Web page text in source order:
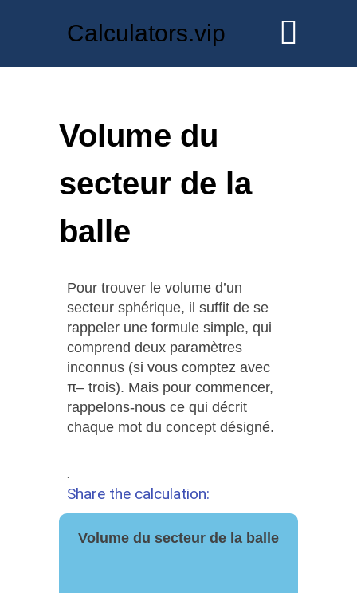
Calculators.vip
Volume du
secteur de la
balle
Pour trouver le volume d’un
secteur sphérique, il suffit de se
rappeler une formule simple, qui
comprend deux paramètres
inconnus (si vous comptez avec
π– trois). Mais pour commencer,
rappelons-nous ce qui décrit
chaque mot du concept désigné.
Share the calculation:
Volume du secteur de la balle